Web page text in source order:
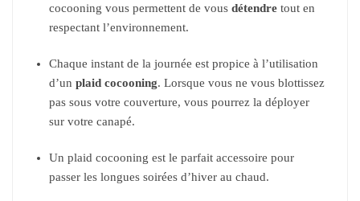
cocooning vous permettent de vous détendre tout en
respectant l’environnement.
Chaque instant de la journée est propice à l’utilisation
d’un plaid cocooning. Lorsque vous ne vous blottissez
pas sous votre couverture, vous pourrez la déployer
sur votre canapé.
Un plaid cocooning est le parfait accessoire pour
passer les longues soirées d’hiver au chaud.